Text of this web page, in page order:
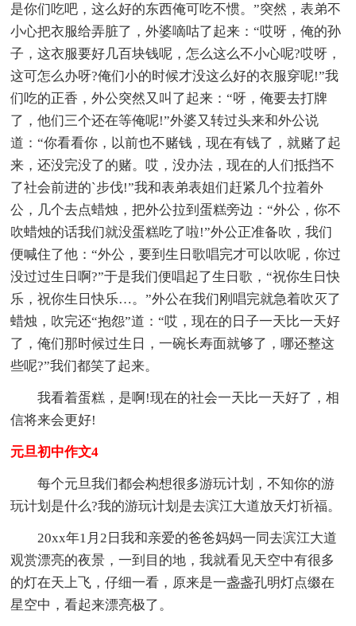
是你们吃吧，这么好的东西俺可吃不惯。”突然，表弟不
小心把衣服给弄脏了，外婆嘀咕了起来：“哎呀，俺的孙
子，这衣服要好几百块钱呢，怎么这么不小心呢?哎呀，
这可怎么办呀?俺们小的时候才没这么好的衣服穿呢!”我
们吃的正香，外公突然又叫了起来：“呀，俺要去打牌
了，他们三个还在等俺呢!”外婆又转过头来和外公说
道：“你看看你，以前也不赌钱，现在有钱了，就赌了起
来，还没完没了的赌。哎，没办法，现在的人们抵挡不
了社会前进的`步伐!”我和表弟表姐们赶紧几个拉着外
公，几个去点蜡烛，把外公拉到蛋糕旁边：“外公，你不
吹蜡烛的话我们就没蛋糕吃了啦!”外公正准备吹，我们
便喊住了他：“外公，要到生日歌唱完才可以吹呢，你过
没过过生日啊?”于是我们便唱起了生日歌，“祝你生日快
乐，祝你生日快乐…。”外公在我们刚唱完就急着吹灭了
蜡烛，吹完还“抱怨”道：“哎，现在的日子一天比一天好
了，俺们那时候过生日，一碗长寿面就够了，哪还整这
些呢?”我们都笑了起来。
我看着蛋糕，是啊!现在的社会一天比一天好了，相
信将来会更好!
元旦初中作文4
每个元旦我们都会构想很多游玩计划，不知你的游
玩计划是什么?我的游玩计划是去滨江大道放天灯祈福。
20xx年1月2日我和亲爱的爸爸妈妈一同去滨江大道
观赏漂亮的夜景，一到目的地，我就看见天空中有很多
的灯在天上飞，仔细一看，原来是一盏盏孔明灯点缀在
星空中，看起来漂亮极了。